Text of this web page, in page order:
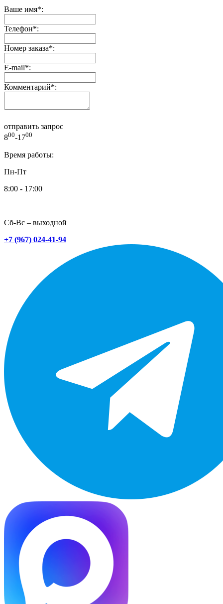
Ваше имя*:
Телефон*:
Номер заказа*:
E-mail*:
Комментарий*:
отправить запрос
800-1700
Время работы:
Пн-Пт
8:00 - 17:00
Сб-Вс – выходной
+7 (967) 024-41-94